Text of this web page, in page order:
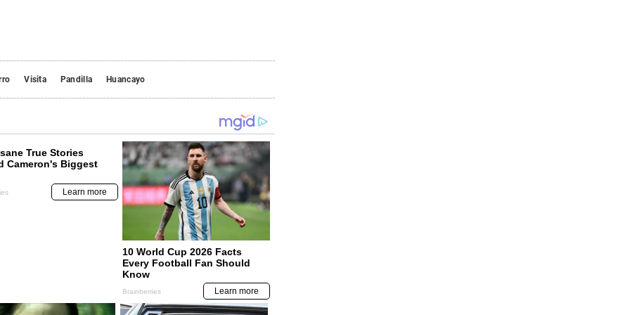
Visita Pandilla Huancayo